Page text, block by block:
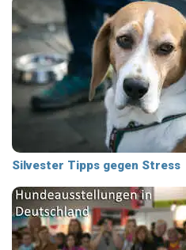
Silvester Tipps gegen Stress